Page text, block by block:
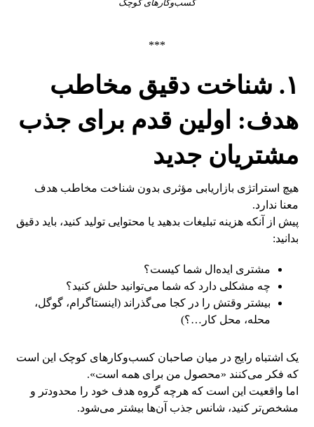
کسب‌وکارهای کوچک
***
۱. شناخت دقیق مخاطب
هدف: اولین قدم برای جذب
مشتریان جدید
هیچ استراتژی بازاریابی مؤثری بدون شناخت مخاطب هدف
معنا ندارد.
پیش از آنکه هزینه تبلیغات بدهید یا محتوایی تولید کنید، باید دقیق
بدانید:
مشتری ایده‌ال شما کیست؟
چه مشکلی دارد که شما می‌توانید حلش کنید؟
بیشتر وقتش را در کجا می‌گذراند (اینستاگرام، گوگل،
محله، محل کار…؟)
یک اشتباه رایج در میان صاحبان کسب‌وکارهای کوچک این است
که فکر می‌کنند «محصول من برای همه است».
اما واقعیت این است که هرچه گروه هدف خود را محدودتر و
مشخص‌تر کنید، شانس جذب آن‌ها بیشتر می‌شود.